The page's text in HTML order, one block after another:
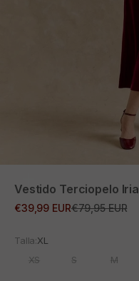
Vestido Terciopelo Iria
Precio de oferta
€39,99 EURPrecio normal
€79,95 EUR
Talla:XL
XS S M